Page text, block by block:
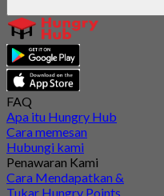
FAQ
Apa itu Hungry Hub
Cara memesan
Hubungi kami
Penawaran Kami
Cara Mendapatkan &
Tukar Hungry Points